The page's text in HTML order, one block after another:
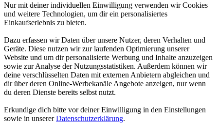
Nur mit deiner individuellen Einwilligung verwenden wir Cookies
und weitere Technologien, um dir ein personalisiertes
Einkaufserlebnis zu bieten.
Dazu erfassen wir Daten über unsere Nutzer, deren Verhalten und
Geräte. Diese nutzen wir zur laufenden Optimierung unserer
Website und um dir personalisierte Werbung und Inhalte anzuzeigen
sowie zur Analyse der Nutzungsstatistiken. Außerdem können wir
deine verschlüsselten Daten mit externen Anbietern abgleichen und
dir über deren Online-Werbekanäle Angebote anzeigen, nur wenn
du deren Dienste bereits selbst nutzt.
Erkundige dich bitte vor deiner Einwilligung in den Einstellungen
sowie in unsererDatenschutzerklärung.